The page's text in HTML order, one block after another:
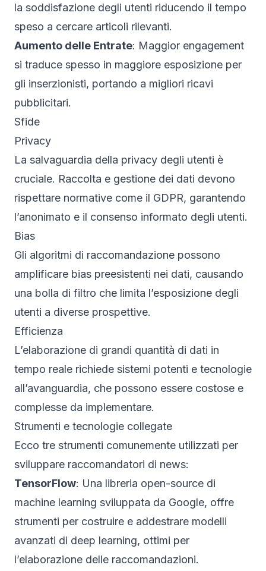
la soddisfazione degli utenti riducendo il tempo
speso a cercare articoli rilevanti.
Aumento delle Entrate: Maggior engagement
si traduce spesso in maggiore esposizione per
gli inserzionisti, portando a migliori ricavi
pubblicitari.
Sfide
Privacy
La salvaguardia della privacy degli utenti è
cruciale. Raccolta e gestione dei dati devono
rispettare normative come il GDPR, garantendo
l’anonimato e il consenso informato degli utenti.
Bias
Gli algoritmi di raccomandazione possono
amplificare bias preesistenti nei dati, causando
una bolla di filtro che limita l’esposizione degli
utenti a diverse prospettive.
Efficienza
L’elaborazione di grandi quantità di dati in
tempo reale richiede sistemi potenti e tecnologie
all’avanguardia, che possono essere costose e
complesse da implementare.
Strumenti e tecnologie collegate
Ecco tre strumenti comunemente utilizzati per
sviluppare raccomandatori di news:
TensorFlow: Una libreria open-source di
machine learning sviluppata da Google, offre
strumenti per costruire e addestrare modelli
avanzati di deep learning, ottimi per
l’elaborazione delle raccomandazioni.